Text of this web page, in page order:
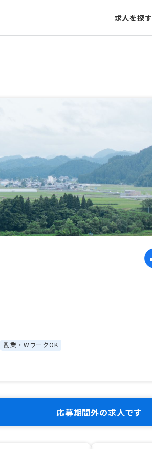
求人を探す
副業・WワークOK
応募期間外の求人です